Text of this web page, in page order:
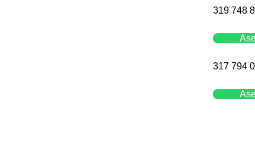
319 748
317 794